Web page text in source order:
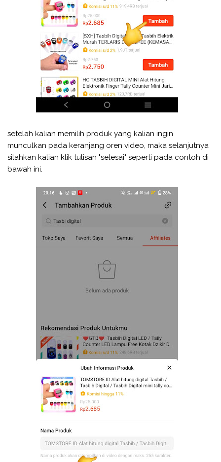
setelah kalian memilih produk yang kalian ingin
munculkan pada keranjang oren video, maka selanjutnya
silahkan kalian klik tulisan "selesai" seperti pada contoh di
bawah ini.